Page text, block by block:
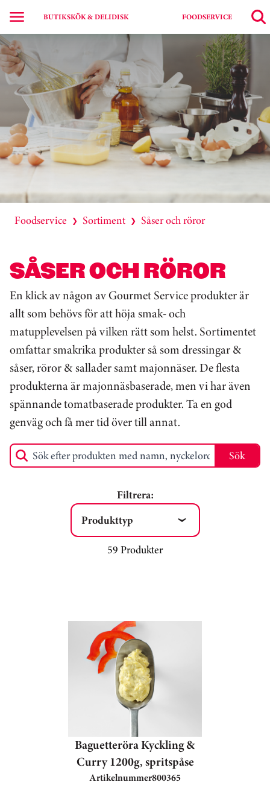
BUTIKSKÖK & DELIDISK FOODSERVICE
Foodservice ❯ Sortiment ❯ Såser och röror
SÅSER OCH RÖROR
En klick av någon av Gourmet Service produkter är
allt som behövs för att höja smak- och
matupplevelsen på vilken rätt som helst. Sortimentet
omfattar smakrika produkter så som dressingar &
såser, röror & sallader samt majonnäser. De flesta
produkterna är majonnäsbaserade, men vi har även
spännande tomatbaserade produkter. Ta en god
genväg och få mer tid över till annat.
Sök efter produkten med namn, nyckelord eller produkt-ID
Sök
Filtrera:
Produkttyp
59 Produkter
Baguetteröra Kyckling &
Curry 1200g, spritspåse
Artikelnummer800365